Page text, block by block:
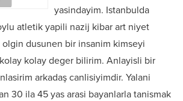
yasindayim. Istanbulda
atletik yapili nazij kibar art niyet
dusunen bir insanim kimseyi
kolay deger bilirim. Anlayisli bir
arkadaş canlisiyimdir. Yalani
30 ila 45 yas arasi bayanlarla tanismak